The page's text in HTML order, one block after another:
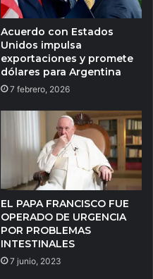
Acuerdo con Estados
Unidos impulsa
exportaciones y promete
dólares para Argentina
7 febrero, 2026
EL PAPA FRANCISCO FUE
OPERADO DE URGENCIA
POR PROBLEMAS
INTESTINALES
7 junio, 2023